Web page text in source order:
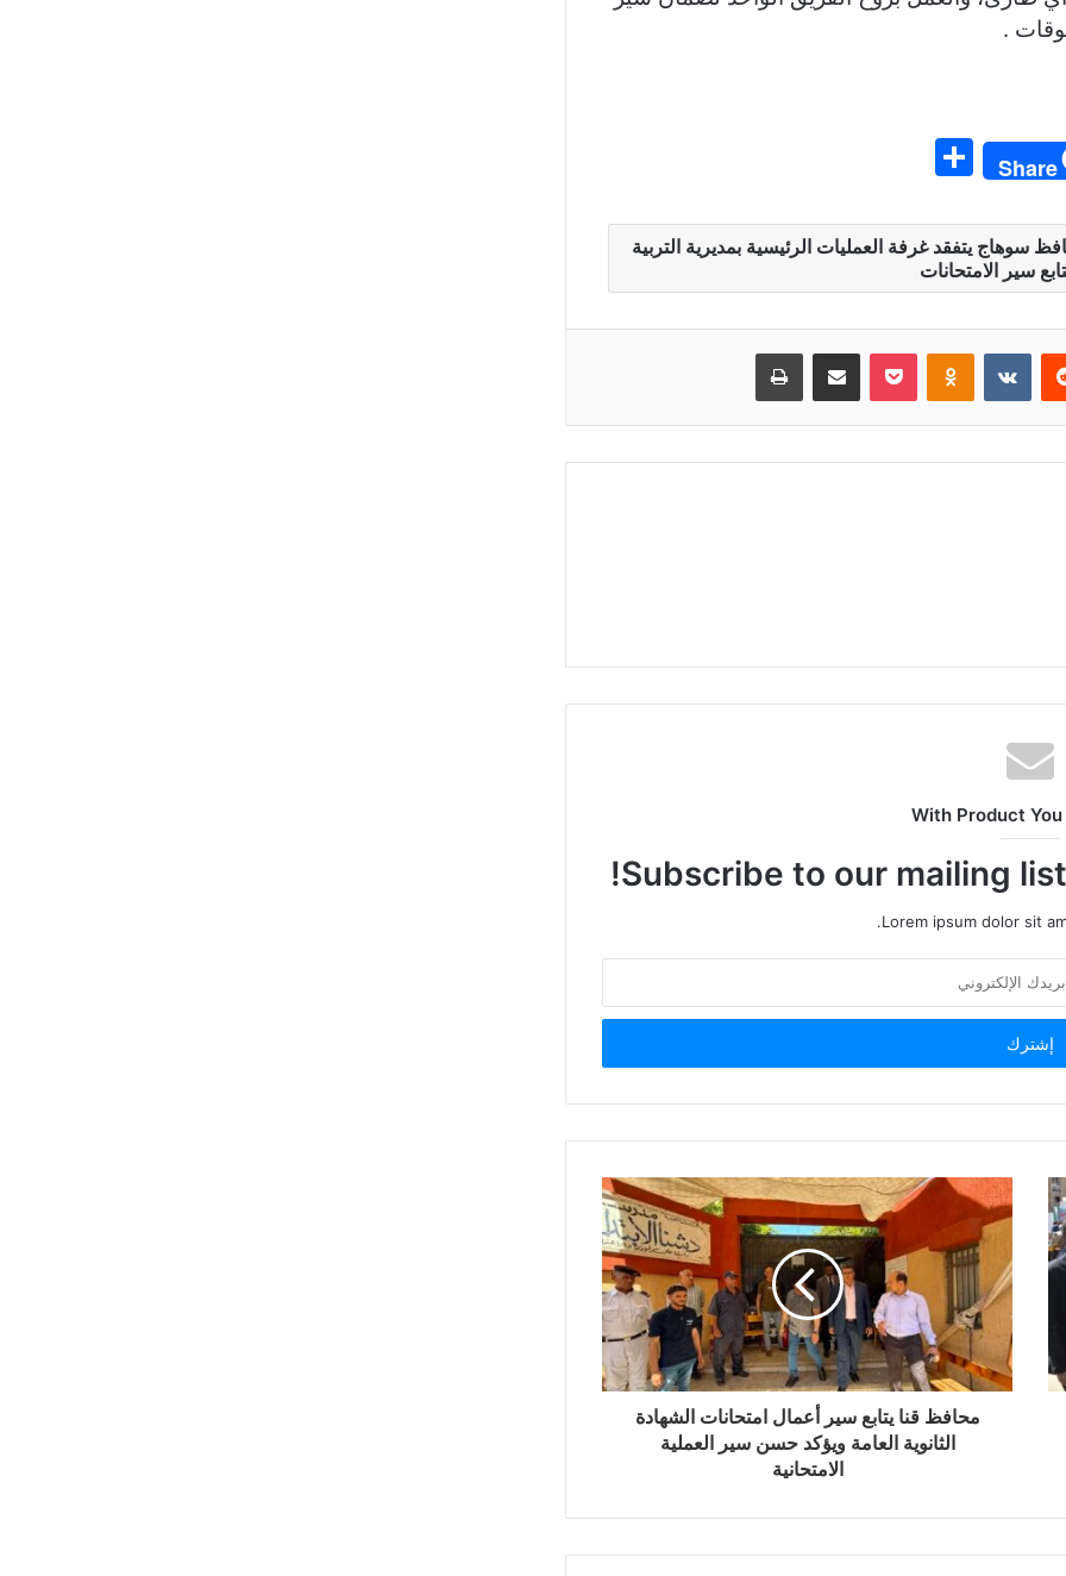
.
Share
ar
e
سوهاج يتفقد غرفة العمليات الرئيسية بمديرية التربية
سير الامتحانات
Odnoklassniki
بوكيت مشاركة عبر البريد طباعة
With Product
Subscribe to our mailing
Lorem ipsum dolor sit
محافظ قنا يتابع سير أعمال امتحانات الشهادة
الثانوية العامة ويؤكد حسن سير العملية
الامتحانية